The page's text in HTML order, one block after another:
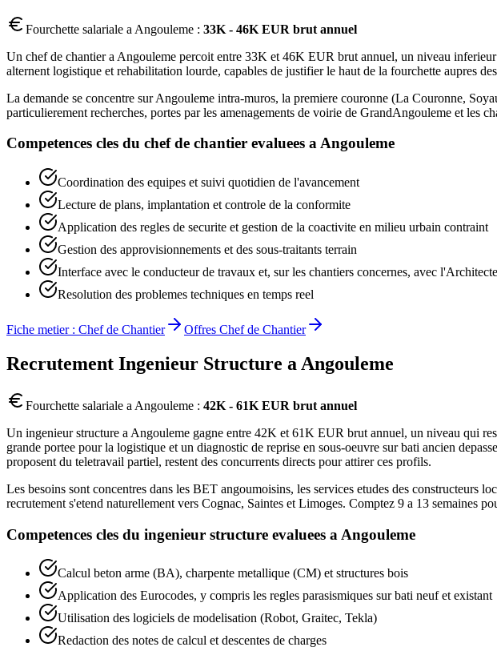
Fourchette salariale a Angouleme : 33K - 46K EUR brut annuel
Un chef de chantier a Angouleme percoit entre 33K et 46K EUR brut annuel, un niveau
alternent logistique et rehabilitation lourde, capables de justifier le haut de la fourchette aupres
La demande se concentre sur Angouleme intra-muros, la premiere couronne (La Couronne,
particulierement recherches, portes par les amenagements de voirie de GrandAngouleme et les
Competences cles du chef de chantier evaluees aAngouleme
Coordination des equipes et suivi quotidien de l'avancement
Lecture de plans, implantation et controle de la conformite
Application des regles de securite et gestion de la coactivite en milieu urbain contraint
Gestion des approvisionnements et des sous-traitants terrain
Interface avec le conducteur de travaux et, sur les chantiers concernes, avec
Resolution des problemes techniques en temps reel
Fiche metier : Chef de Chantier Offres Chef de Chantier
Recrutement Ingenieur Structure a Angouleme
Fourchette salariale a Angouleme : 42K - 61K EUR brut annuel
Un ingenieur structure a Angouleme gagne entre 42K et 61K EUR brut annuel, un niveau qui
grande portee pour la logistique et un diagnostic de reprise en sous-oeuvre sur bati ancien
proposent du teletravail partiel, restent des concurrents directs pour attirer ces profils.
Les besoins sont concentres dans les BET angoumoisins, les services etudes des constructeurs
recrutement s'etend naturellement vers Cognac, Saintes et Limoges. Comptez 9 a 13 semaines
Competences cles du ingenieur structure evaluees a Angouleme
Calcul beton arme (BA), charpente metallique (CM) et structures bois
Application des Eurocodes, y compris les regles parasismiques sur bati neuf et existant
Utilisation des logiciels de modelisation (Robot, Graitec, Tekla)
Redaction des notes de calcul et descentes de charges